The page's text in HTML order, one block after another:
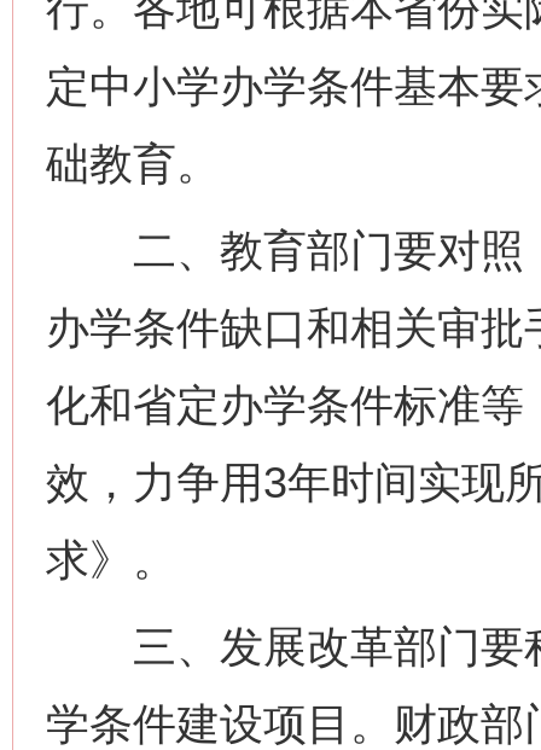
定中小学办学条件基本
础教育。
二、教育部门要对照
办学条件缺口和相关审
化和省定办学条件标准
效，力争用3年时间实现
求》。
三、发展改革部门要
学条件建设项目。财政